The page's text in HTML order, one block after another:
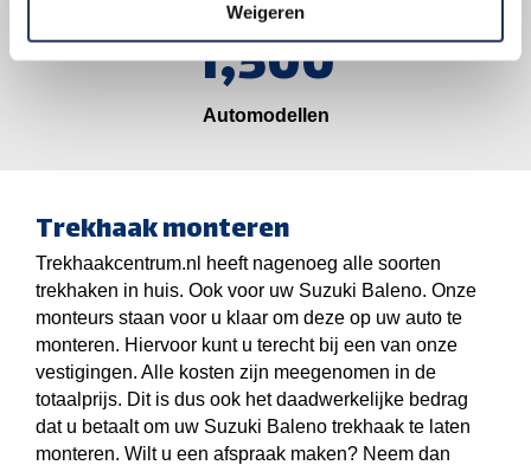
Weigeren
1,500
Automodellen
Trekhaak monteren
Trekhaakcentrum.nl heeft nagenoeg alle soorten
trekhaken in huis. Ook voor uw Suzuki Baleno. Onze
monteurs staan voor u klaar om deze op uw auto te
monteren. Hiervoor kunt u terecht bij een van onze
vestigingen. Alle kosten zijn meegenomen in de
totaalprijs. Dit is dus ook het daadwerkelijke bedrag
dat u betaalt om uw Suzuki Baleno trekhaak te laten
monteren. Wilt u een afspraak maken? Neem dan